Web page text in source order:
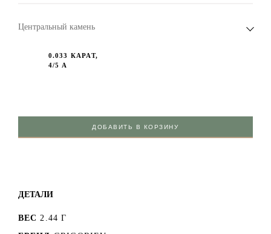
Центральный камень
0.033 КАРАТ,
4/5 А
ДОБАВИТЬ В КОРЗИНУ
ДЕТАЛИ
ВЕС 2.44 Г